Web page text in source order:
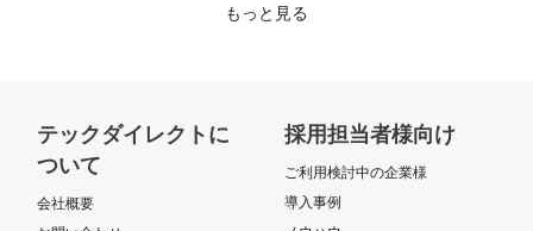
もっと見る
テックダイレクトに
ついて
会社概要
採用担当者様向け
ご利用検討中の企業様
導入事例